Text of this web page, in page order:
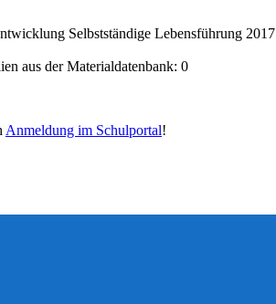
Selbstständige Lebensführung 2017
aus der Materialdatenbank: 0
Anmeldung im Schulportal!